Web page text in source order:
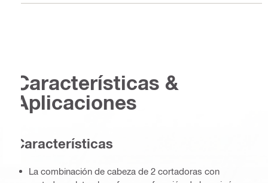
Características &
Aplicaciones
Características
La combinación de cabeza de 2 cortadoras con